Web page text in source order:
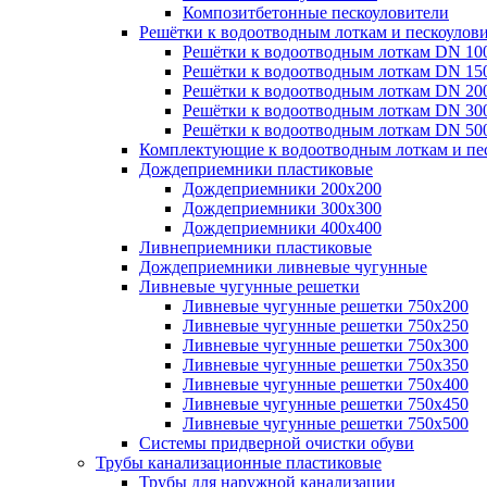
Композитбетонные пескоуловители
Решётки к водоотводным лоткам и
Решётки к водоотводным лоткам DN
Решётки к водоотводным лоткам DN
Решётки к водоотводным лоткам DN
Решётки к водоотводным лоткам DN
Решётки к водоотводным лоткам DN
Комплектующие к водоотводным лоткам и
Дождеприемники пластиковые
Дождеприемники 200х200
Дождеприемники 300х300
Дождеприемники 400х400
Ливнеприемники пластиковые
Дождеприемники ливневые чугунные
Ливневые чугунные решетки
Ливневые чугунные решетки 750х200
Ливневые чугунные решетки 750х250
Ливневые чугунные решетки 750х300
Ливневые чугунные решетки 750х350
Ливневые чугунные решетки 750х400
Ливневые чугунные решетки 750х450
Ливневые чугунные решетки 750х500
Системы придверной очистки обуви
Трубы канализационные пластиковые
Трубы для наружной канализации